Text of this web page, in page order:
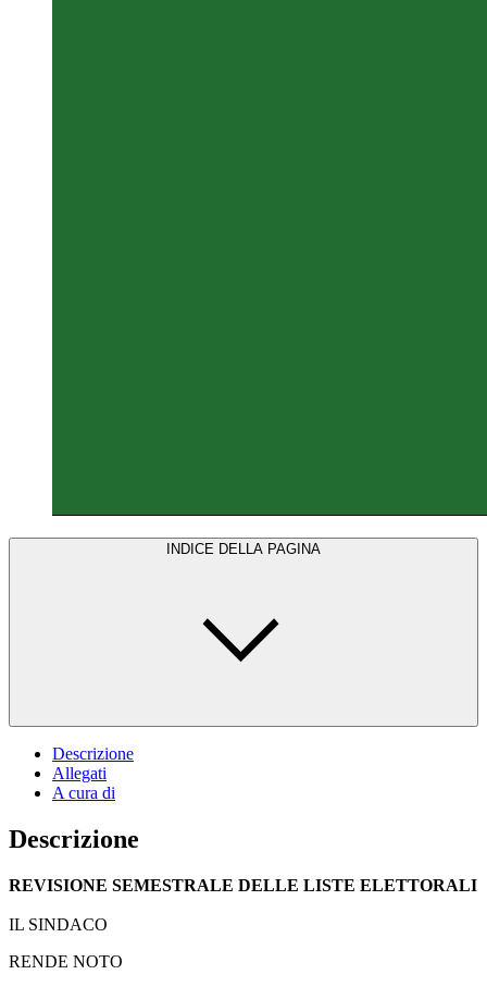
INDICE DELLA PAGINA
Descrizione
Allegati
A cura di
Descrizione
REVISIONE SEMESTRALE DELLE LISTE ELETTORALI
IL SINDACO
RENDE NOTO